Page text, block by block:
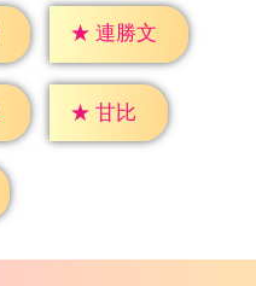
★ 連勝文
★ 甘比